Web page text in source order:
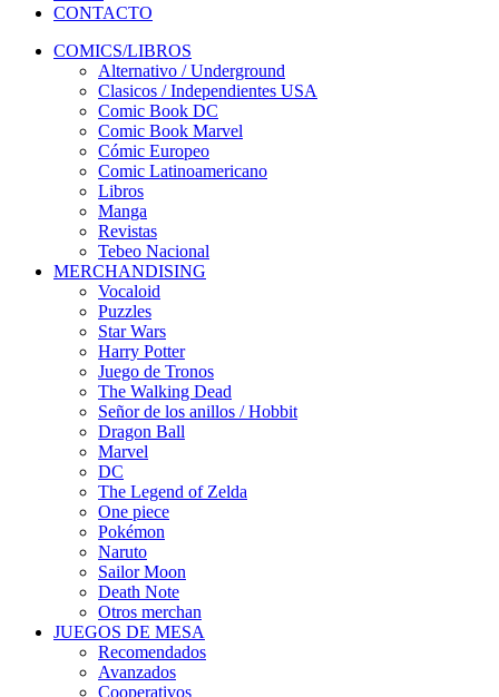
CONTACTO
COMICS/LIBROS
Alternativo / Underground
Clasicos / Independientes USA
Comic Book DC
Comic Book Marvel
Cómic Europeo
Comic Latinoamericano
Libros
Manga
Revistas
Tebeo Nacional
MERCHANDISING
Vocaloid
Puzzles
Star Wars
Harry Potter
Juego de Tronos
The Walking Dead
Señor de los anillos / Hobbit
Dragon Ball
Marvel
DC
The Legend of Zelda
One piece
Pokémon
Naruto
Sailor Moon
Death Note
Otros merchan
JUEGOS DE MESA
Recomendados
Avanzados
Cooperativos